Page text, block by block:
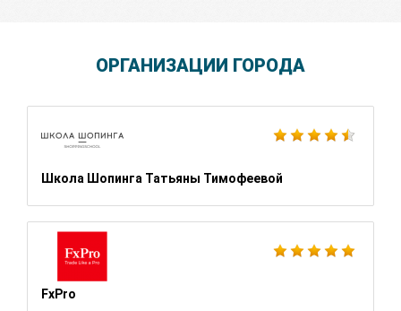
ОРГАНИЗАЦИИ ГОРОДА
Школа Шопинга Татьяны Тимофеевой
FxPro